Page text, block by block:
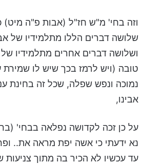
וזה בחי' מ"ש חז"ל (אבות פ"ה מיט)
שלושה דברים הללו מתלמידיו של
ושלושה דברים אחרים מתלמידיו
טובה (ויש לרמז בכך שיש לו שמירת
נמוכה ונפש שפלה, שכל זה בחינת
אבינו,
על כן זכה לקדושה נפלאה בבחי'
נא ידעתי כי אשה יפת מראה את..
עד עכשיו לא הכיר בה מתוך